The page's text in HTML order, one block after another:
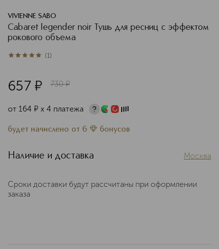
VIVIENNE SABO
Cabaret legender noir Тушь для ресниц с эффектом
рокового объема
5из 51 (1)
657 ¤ 730 ¤
от 164 ¤ х 4 платежа
будет начислено от 6 бонусов
Наличие и доставка Москва
Сроки доставки будут рассчитаны при оформлении
заказа